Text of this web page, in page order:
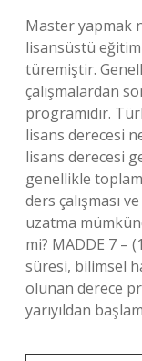
Master yapmak
lisansüstü
türemiştir.
çalışmalardan
programıdır.
lisans derecesi
lisans derecesi
genellikle toplam
ders çalışması
uzatma
mi? MADDE 7 –
süresi, bilimsel
olunan derece
yarıyıldan